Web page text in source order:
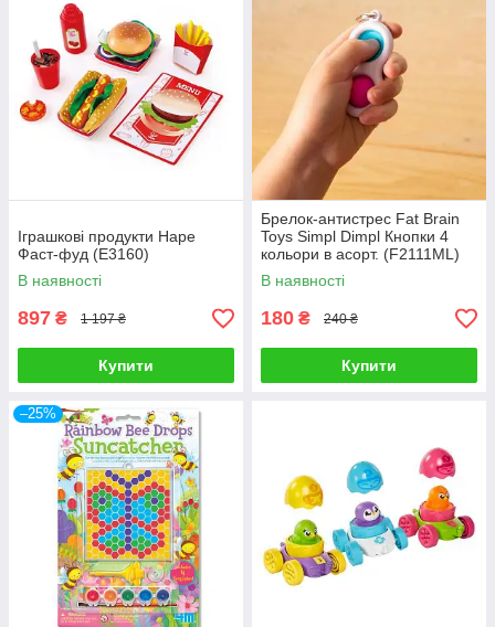
Іграшкові продукти Hape
Фаст-фуд (E3160)
В наявності
897 ₴ 1 197 ₴
Купити
Брелок-антистрес Fat Brain
Toys Simpl Dimpl Кнопки 4
кольори в асорт. (F2111ML)
В наявності
180 ₴ 240 ₴
Купити
–25%